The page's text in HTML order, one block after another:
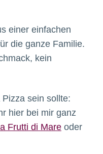
einer einfachen
die ganze Familie.
kein
sein sollte:
hier bei mir ganz
Frutti di Mareoder